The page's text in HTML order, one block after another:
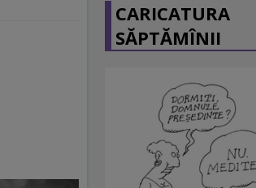
CARICATURA
SĂPTĂMÎNII